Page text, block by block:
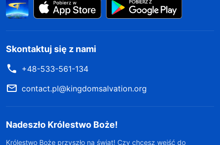
Skontaktuj się z nami
+48-533-561-134
contact.pl@kingdomsalvation.org
Nadeszło Królestwo Boże!
Królestwo Boże przyszło na świat! Czy chcesz wejść do